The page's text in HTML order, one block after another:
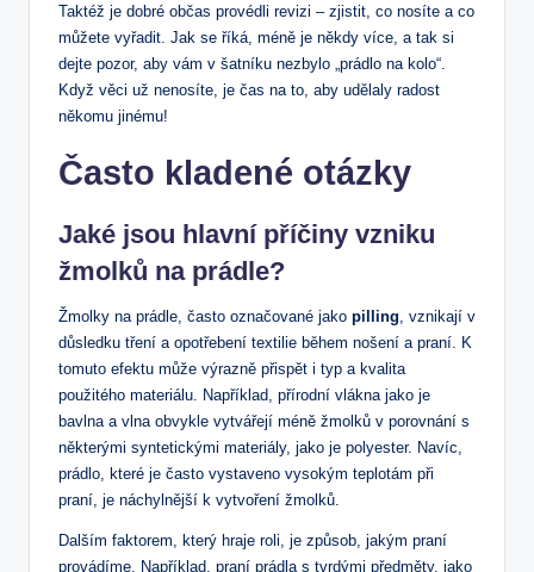
Taktéž je dobré občas provédli revizi – ‌zjistit, ⁢co‍ nosíte a co
⁢můžete vyřadit. Jak se říká, méně je ⁣někdy více, a tak si
dejte pozor, ‍aby ⁢vám v šatníku‍ nezbylo „prádlo na kolo“.
Když věci už nenosíte, je čas na to, aby udělaly radost
někomu⁤ jinému!
Často kladené otázky
Jaké jsou ⁣hlavní příčiny ⁤vzniku
žmolků na prádle?
Žmolky na prádle, ​často označované jako pilling , vznikají v
důsledku⁣ tření a opotřebení textilie během nošení a⁣ praní.‍ K
‌tomuto efektu může výrazně přispět i‌ typ ​a ⁤kvalita
použitého materiálu. Například, přírodní vlákna jako je
bavlna a vlna obvykle ⁢vytvářejí méně žmolků v porovnání s
některými syntetickými materiály, jako je polyester. Navíc,
prádlo,⁣ které je často vystaveno ‌vysokým teplotám při
praní, je ⁤náchylnější k​ vytvoření žmolků.
Dalším faktorem, který hraje roli, je způsob, ‍jakým praní
⁢provádíme. Například, praní prádla s ‌tvrdými předměty, jako